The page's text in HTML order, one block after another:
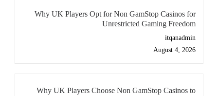
Why UK Players Opt for Non GamStop Casinos for
Unrestricted Gaming Freedom
itqanadmin
August 4, 2026
Why UK Players Choose Non GamStop Casinos to